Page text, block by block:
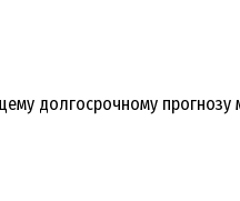
долгосрочному